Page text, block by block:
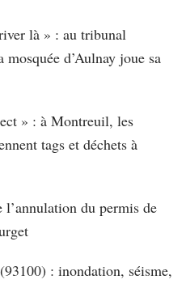
là » : au tribunal
d’Aulnay joue sa
» : à Montreuil, les
tags et déchets à
du permis de
: inondation, séisme,